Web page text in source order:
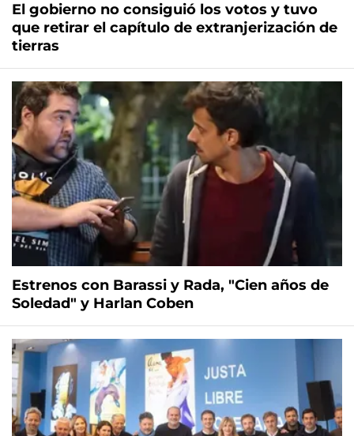
El gobierno no consiguió los votos y tuvo
que retirar el capítulo de extranjerización de
tierras
Estrenos con Barassi y Rada, "Cien años de
Soledad" y Harlan Coben